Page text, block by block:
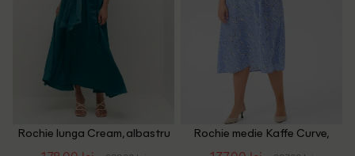
Rochie lunga Cream, albastru
Rochie medie Kaffe Curve,